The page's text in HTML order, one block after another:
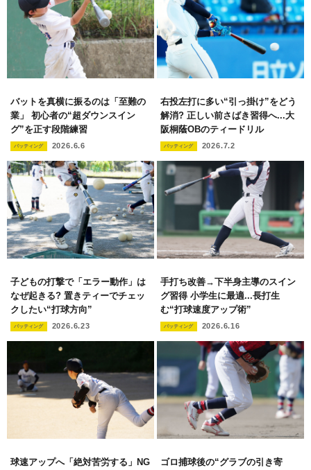
バットを真横に振るのは「至難の
業」 初心者の“超ダウンスイン
グ”を正す段階練習
バッティング 2026.6.6
右投左打に多い“引っ掛け”をどう
解消? 正しい前さばき習得へ...大
阪桐蔭OBのティードリル
バッティング 2026.7.2
子どもの打撃で「エラー動作」は
なぜ起きる? 置きティーでチェッ
クしたい“打球方向”
バッティング 2026.6.23
手打ち改善→下半身主導のスイン
グ習得 小学生に最適...長打生
む“打球速度アップ術”
バッティング 2026.6.16
球速アップへ「絶対苦労する」NG
ゴロ捕球後の“グラブの引き寄